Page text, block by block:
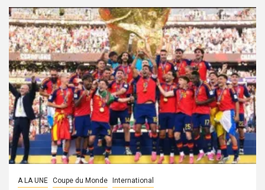
A LA UNE Coupe du Monde International